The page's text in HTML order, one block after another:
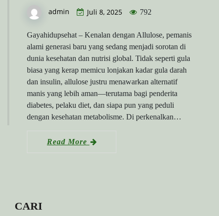
admin Juli 8, 2025 792
Gayahidupsehat – Kenalan dengan Allulose, pemanis
alami generasi baru yang sedang menjadi sorotan di
dunia kesehatan dan nutrisi global. Tidak seperti gula
biasa yang kerap memicu lonjakan kadar gula darah
dan insulin, allulose justru menawarkan alternatif
manis yang lebih aman—terutama bagi penderita
diabetes, pelaku diet, dan siapa pun yang peduli
dengan kesehatan metabolisme. Di perkenalkan…
Read More
CARI